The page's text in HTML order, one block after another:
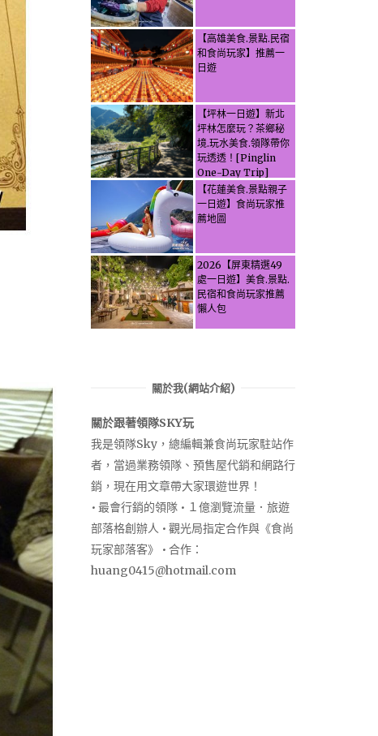
【高雄美食.景點.民宿
和食尚玩家】推薦一
日遊
【坪林一日遊】新北
坪林怎麼玩？茶鄉秘
境.玩水美食.領隊帶你
玩透透！[Pinglin
One-Day Trip]
How to explore
Pinglin, New
Taipei? Tea Village
Let the guide take
you through it all!
【花蓮美食.景點親子
一日遊】食尚玩家推
薦地圖
2026【屏東精選49
處一日遊】美食.景點.
民宿和食尚玩家推薦
懶人包
關於我(網站介紹)
關於跟著領隊SKY玩
我是領隊Sky，總編輯兼食尚玩家駐站作
者，當過業務領隊、預售屋代銷和網路行
銷，現在用文章帶大家環遊世界！
• 最會行銷的領隊 • １億瀏覽流量．旅遊
部落格創辦人 • 觀光局指定合作與《食尚
玩家部落客》 • 合作：
huang0415@hotmail.com